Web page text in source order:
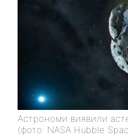
Астрономи виявили
(фото: NASA Hubble